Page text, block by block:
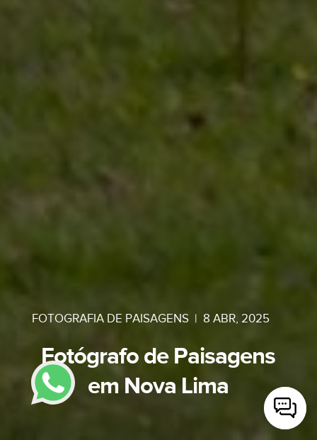
FOTOGRAFIA DE PAISAGENS| 8 ABR, 2025
Fotógrafo de Paisagens
em Nova Lima